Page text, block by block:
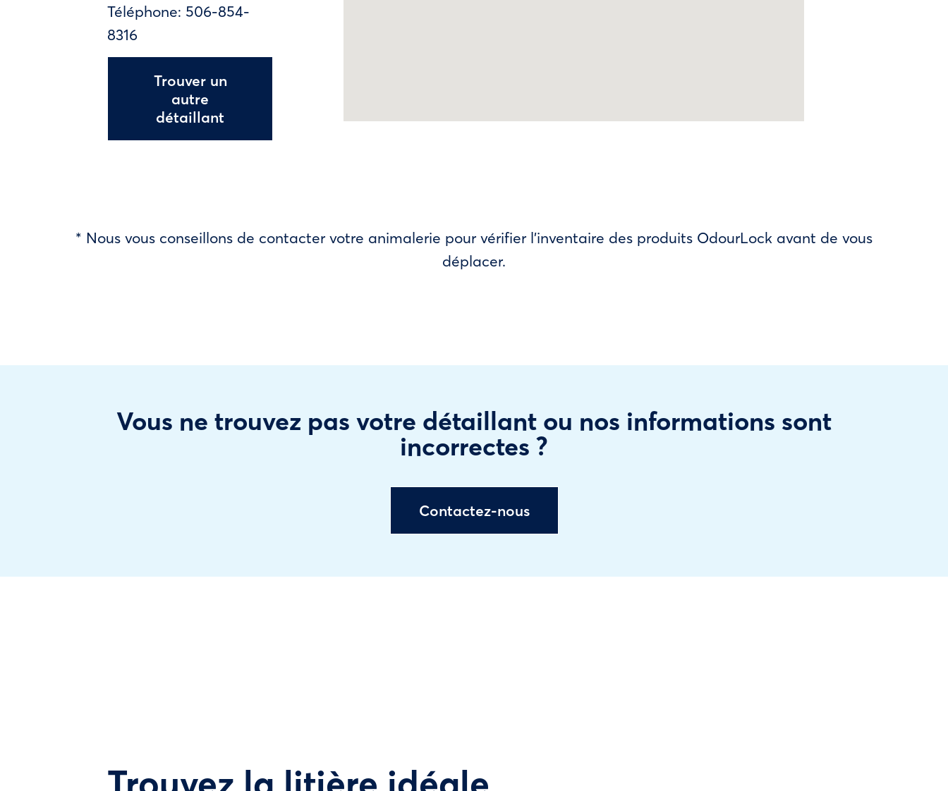
Téléphone: 506-854-
8316
Trouver un
autre
détaillant
* Nous vous conseillons de contacter votre animalerie pour vérifier l’inventaire des produits OdourLock avant de vous
déplacer.
Vous ne trouvez pas votre détaillant ou nos informations sont
incorrectes ?
Contactez-nous